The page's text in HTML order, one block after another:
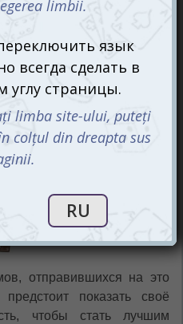
и не падал.
отправившихся на это
показать своё
чтобы стать лучшим